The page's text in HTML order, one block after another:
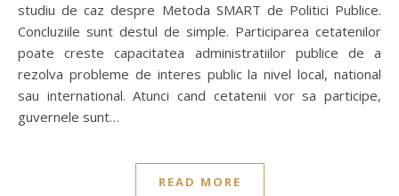
studiu de caz despre Metoda SMART de Politici Publice.
Concluziile sunt destul de simple. Participarea cetatenilor
poate creste capacitatea administratiilor publice de a
rezolva probleme de interes public la nivel local, national
sau international. Atunci cand cetatenii vor sa participe,
guvernele sunt…
READ MORE